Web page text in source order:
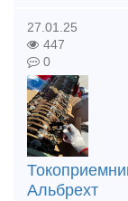
27.01.25
447
0
Альбрехт